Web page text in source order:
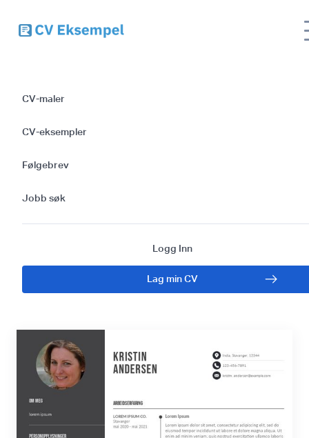
CV-maler
CV-eksempler
Følgebrev
Jobb søk
Logg Inn
Lag min CV
name
Slik skriver du en
effektiv CV for en
En veiledning med
CV-mal